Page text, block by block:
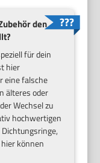
den
für dein
hier
eine falsche
älteres oder
Wechsel zu
hochwertigen
können